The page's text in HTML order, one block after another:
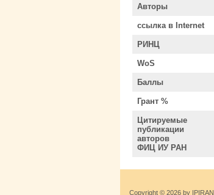
Авторы
ссылка в Internet
РИНЦ
WoS
Баллы
Грант %
Цитируемые
публикации
авторов
ФИЦ ИУ РАН
Copyright © 2026 by IPIRAN.